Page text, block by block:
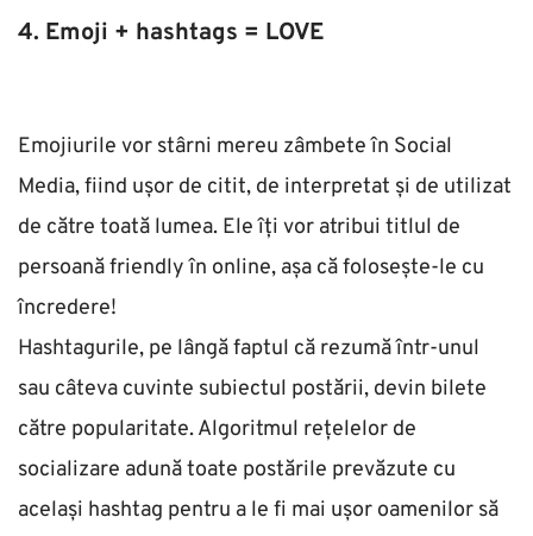
4. Emoji + hashtags = LOVE
Emojiurile vor stârni mereu zâmbete în Social
Media, fiind ușor de citit, de interpretat și de utilizat
de către toată lumea. Ele îți vor atribui titlul de
persoană friendly în online, așa că folosește-le cu
încredere!
Hashtagurile, pe lângă faptul că rezumă într-unul
sau câteva cuvinte subiectul postării, devin bilete
către popularitate. Algoritmul rețelelor de
socializare adună toate postările prevăzute cu
același hashtag pentru a le fi mai ușor oamenilor să